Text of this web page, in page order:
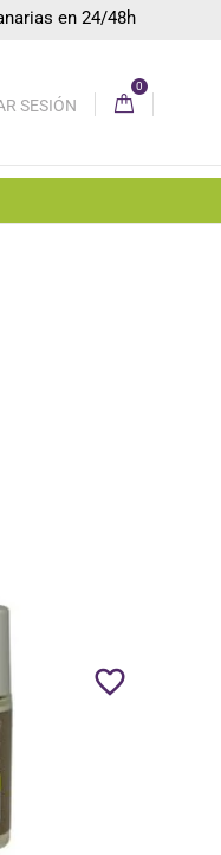
en 24/48h
SESIÓN
0
favorite_border